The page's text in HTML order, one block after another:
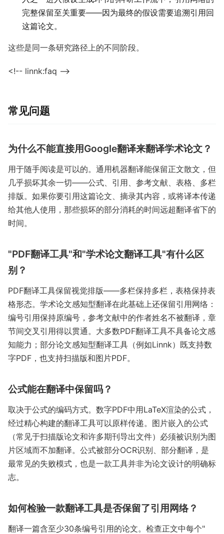
完整保留至关重要——因为最终的假设需要追溯引用回
这篇论文。
这些是同一条研究路径上的不同阶段。
<!-- linnk:faq -->
常见问题
为什么不能直接用Google翻译来翻译学术论文？
用于随手阅读是可以的。通用机器翻译能保留正文散文，但
几乎损坏其余一切——公式、引用、参考文献、表格、多栏
排版。如果你要引用这篇论文、摘录其内容，或将译本传递
给其他人使用，那些损坏的部分消耗的时间远超翻译省下的
时间。
"PDF翻译工具"和"学术论文翻译工具"有什么区
别？
PDF翻译工具保留视觉排版——多栏保持多栏，表格保持表
格形态。学术论文感知型翻译在此基础上还保留引用网络：
编号引用保持原编号，参考文献中的作者姓名不被翻译，章
节间交叉引用得以贯通。大多数PDF翻译工具不具备论文感
知能力；部分论文感知型翻译工具（例如Linnk）既支持数
字PDF，也支持扫描版和图片PDF。
公式能在翻译中保留吗？
取决于公式的编码方式。数字PDF中用LaTeX渲染的公式，
经过精心构建的翻译工具可以原样传递。图片嵌入的公式
（常见于扫描版论文和许多期刊导出文件）必须被识别为图
片区域而不加翻译。公式被部分OCR识别、部分翻译，是
最常见的失败模式，也是一款工具并非为论文设计的明确标
志。
如何检验一款翻译工具是否保留了引用网络？
翻译一篇含至少30条编号引用的论文。检查正文中每个"